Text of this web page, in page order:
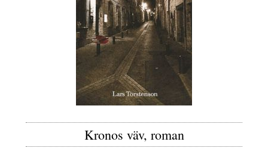
Kronos väv, roman